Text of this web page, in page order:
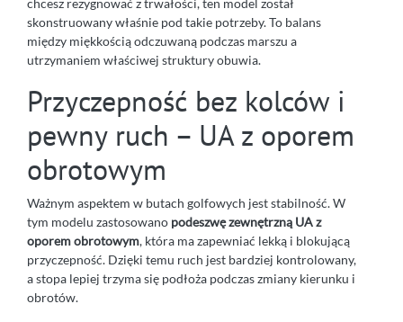
chcesz rezygnować z trwałości, ten model został
skonstruowany właśnie pod takie potrzeby. To balans
między miękkością odczuwaną podczas marszu a
utrzymaniem właściwej struktury obuwia.
Przyczepność bez kolców i
pewny ruch – UA z oporem
obrotowym
Ważnym aspektem w butach golfowych jest stabilność. W
tym modelu zastosowano podeszwę zewnętrzną UA z
oporem obrotowym, która ma zapewniać lekką i blokującą
przyczepność. Dzięki temu ruch jest bardziej kontrolowany,
a stopa lepiej trzyma się podłoża podczas zmiany kierunku i
obrotów.